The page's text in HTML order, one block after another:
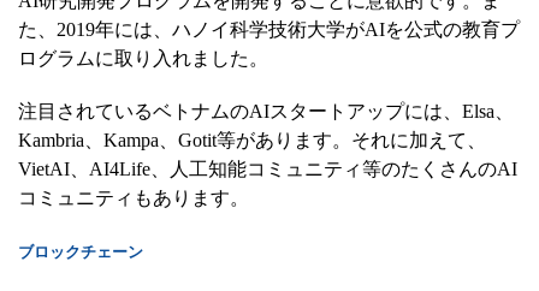
た、2019年には、ハノイ科学技術大学がAIを公式の教育プ
ログラムに取り入れました。
注目されているベトナムのAIスタートアップには、Elsa、
Kambria、Kampa、Gotit等があります。それに加えて、
VietAI、AI4Life、人工知能コミュニティ等のたくさんのAI
コミュニティもあります。
ブロックチェーン